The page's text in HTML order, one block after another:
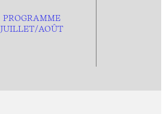
PROGRAMME
JUILLET/AOÛT